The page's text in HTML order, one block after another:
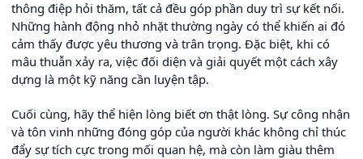
thông điệp hỏi thăm, tất cả đều góp phần duy trì sự kết nối.
Những hành động nhỏ nhặt thường ngày có thể khiến ai đó
cảm thấy được yêu thương và trân trọng. Đặc biệt, khi có
mâu thuẫn xảy ra, việc đối diện và giải quyết một cách xây
dựng là một kỹ năng cần luyện tập.
Cuối cùng, hãy thể hiện lòng biết ơn thật lòng. Sự công nhận
và tôn vinh những đóng góp của người khác không chỉ thúc
đẩy sự tích cực trong mối quan hệ, mà còn làm giàu thêm